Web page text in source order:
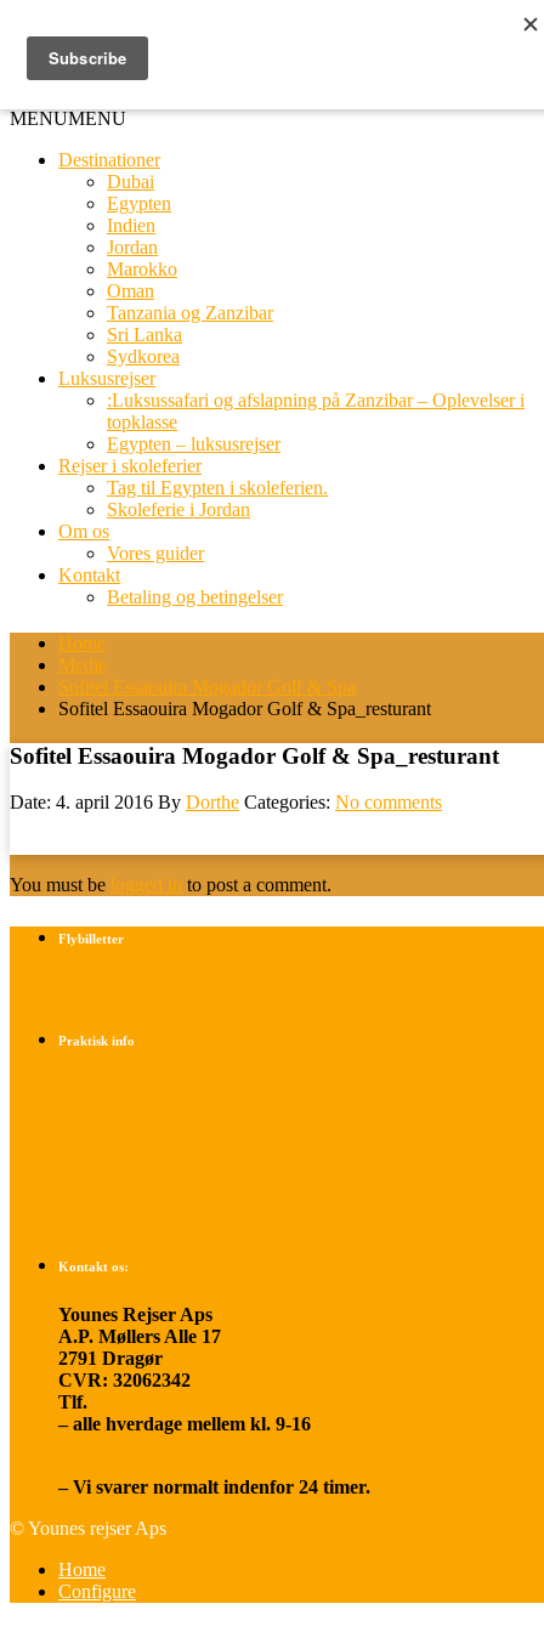
MENUMENU
Destinationer
Dubai
Egypten
Indien
Jordan
Marokko
Oman
Tanzania og Zanzibar
Sri Lanka
Sydkorea
Luksusrejser
:Luksussafari og afslapning på Zanzibar – Oplevelser i
topklasse
Egypten – luksusrejser
Rejser i skoleferier
Tag til Egypten i skoleferien.
Skoleferie i Jordan
Om os
Vores guider
Kontakt
Betaling og betingelser
Home
Medie
Sofitel Essaouira Mogador Golf & Spa
Sofitel Essaouira Mogador Golf & Spa_resturant
Sofitel Essaouira Mogador Golf & Spa_resturant
Date: 4. april 2016 By Dorthe Categories: No comments
You must be logged in to post a comment.
Flybilletter
Praktisk info
Kontakt os:
Younes Rejser Aps
A.P. Møllers Alle 17
2791 Dragør
CVR: 32062342
Tlf.
– alle hverdage mellem kl. 9-16
– Vi svarer normalt indenfor 24 timer.
© Younes rejser Aps
Home
Configure